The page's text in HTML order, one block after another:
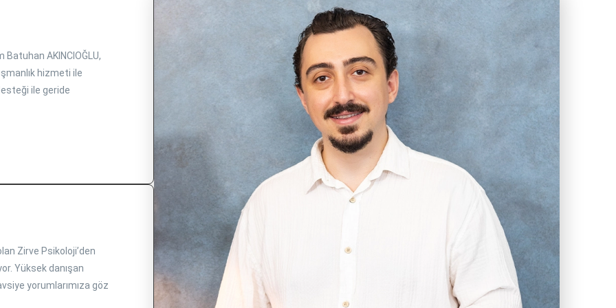
AKINCIOĞLU,
hizmeti ile
ile geride
Zirve Psikoloji’den
Yüksek danışan
yorumlarımıza göz